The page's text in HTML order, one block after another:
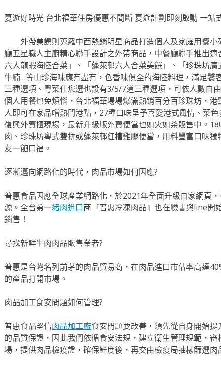
夏遊好時光 台北福華住房優惠不間斷 夏遊計劃即刻啟動 一站
外帶美饌則蒐羅中西熱銷明星商品打造個人及家庭用餐小
廳五星職人主廚精心聯手設計之外帶商品，中餐廳聯手推出
六人龍蝦海陸合菜」、「蓬萊邨六人合菜美饌」、「珍珠坊
牛腩…等山珍海味應有盡有，色香味俱全的海陸料理，滿足饕
三種選項、粵菜任您選也設有3/5/7道三種選項，可依人數自
個人用餐也免煩惱，台北福華場場爆滿熱銷百分百珍珠坊，
人即可在家品嚐熱門港點，27種口味呈予喜愛港式風情、菜
復興外賣櫃現場，最新升級版外賣便當也如火如荼販售中。
肉、珍珠坊粵式雙拼或蓬萊邨紅槽雞腿便當，用料豐富口味
友一飽口福。
逐漸邁向網路化的時代，肉品市場如何因應?
普惠食品因應全球產業網路化，於2021年全面升級自家網頁
源。全台第一豬肉進口商『普惠冷凍肉品』也在臉書與line開
銷售！
尋找新鮮牛肉肉品販售業者?
普惠是台灣名列前茅的肉品貿易商，在肉品進口市佔率高達
的產品打開市場。
肉品加工食安問題如何管理?
普惠食品堅信肉品加工廠食安問題要改善，須先從自身開始
的品質保證，因此我們依循食安法規，建立衛生管理規範，
場，提供肉品檢疫證，確保鮮度後，再交由檢疫局抽樣篩選肉